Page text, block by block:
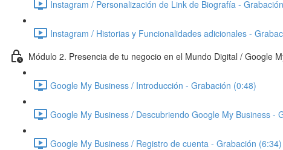
Instagram / Personalización de Link de Biografía -
Instagram / Historias y Funcionalidades adicionales -
Módulo 2. Presencia de tu negocio en el Mundo Digital / Google
Google My Business / Introducción - Grabación (0:48)
Google My Business / Descubriendo Google My Business -
Google My Business / Registro de cuenta - Grabación (6:34)